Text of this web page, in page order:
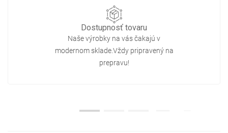
Dostupnosť tovaru
Naše výrobky na vás čakajú v
modernom sklade.Vždy pripravený na
prepravu!